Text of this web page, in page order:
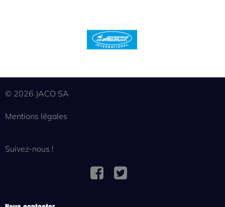
© 2026 JACO SA
Mentions légales
Suivez-nous !